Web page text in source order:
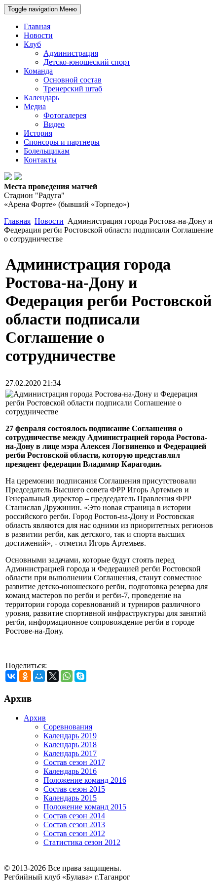
Toggle navigation Меню
Главная
Новости
Клуб
Администрация
Детско-юношеский спорт
Команда
Основной состав
Тренерский штаб
Календарь
Медиа
Фотогалерея
Видео
История
Спонсоры и партнеры
Болельщикам
Контакты
Места проведения матчей
Стадион "Радуга"
«Арена Форте» (бывший «Торпедо»)
Главная Новости Администрация города Ростова-на-Дону и
Федерация регби Ростовской области подписали Соглашение
о сотрудничестве
Администрация города
Ростова-на-Дону и
Федерация регби Ростовской
области подписали
Соглашение о
сотрудничестве
27.02.2020 21:34
27 февраля состоялось подписание Соглашения о
сотрудничестве между Администрацией города Ростова-
на-Дону в лице мэра Алексея Логвиненко и Федерацией
регби Ростовской области, которую представлял
президент федерации Владимир Карагодин.
На церемонии подписания Соглашения присутствовали
Председатель Высшего совета ФРР Игорь Артемьев и
Генеральный директор – председатель Правления ФРР
Станислав Дружинин. «Это новая страница в истории
российского регби. Город Ростов-на-Дону и Ростовская
область являются для нас одними из приоритетных регионов
в развитии регби, как детского, так и спорта высших
достижений», - отметил Игорь Артемьев.
Основными задачами, которые будут стоять перед
Администрацией города и Федерацией регби Ростовской
области при выполнении Соглашения, станут совместное
развитие детско-юношеского регби, подготовка резерва для
команд мастеров по регби и регби-7, проведение на
территории города соревнований и турниров различного
уровня, развитие спортивной инфраструктуры для занятий
регби, информационное сопровождение регби в городе
Ростове-на-Дону.
Поделиться:
Архив
Архив
Соревнования
Календарь 2019
Календарь 2018
Календарь 2017
Состав сезон 2017
Календарь 2016
Положение команд 2016
Состав сезон 2015
Календарь 2015
Положение команд 2015
Состав сезон 2014
Состав сезон 2013
Состав сезон 2012
Статистика сезон 2012
© 2013-2026 Все права защищены.
Регбийный клуб «Булава» г.Таганрог